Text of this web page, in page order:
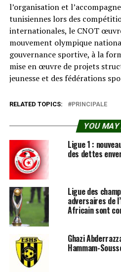
l’organisation et
tunisiennes lors des
internationales, le CNOT
mouvement olympique
gouvernance sportive, à la
mise en œuvre de projets
jeunesse et des fédérations
RELATED TOPICS: PRINCIPALE
YOU
Ligue 1 :
des dettes
Ligue des
adversaires de
Africain sont
Ghazi
Hammam-